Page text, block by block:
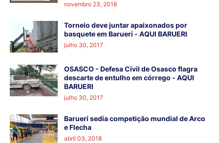
novembro 23, 2018
Torneio deve juntar apaixonados por
basquete em Barueri - AQUI BARUERI
julho 30, 2017
OSASCO - Defesa Civil de Osasco flagra
descarte de entulho em córrego - AQUI
BARUERI
julho 30, 2017
Barueri sedia competição mundial de Arco
e Flecha
abril 03, 2018